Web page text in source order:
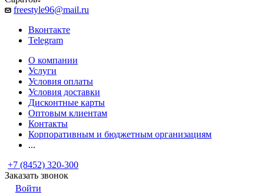
freestyle96@mail.ru
Вконтакте
Telegram
О компании
Услуги
Условия оплаты
Условия доставки
Дисконтные карты
Оптовым клиентам
Контакты
Корпоративным и бюджетным организациям
...
+7 (8452) 320-300
Заказать звонок
Войти